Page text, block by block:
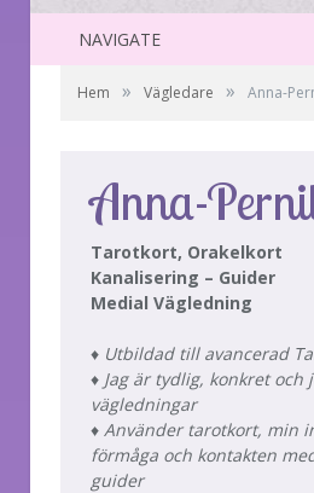
NAVIGATE
Hem » Vägledare » Anna-
Anna-
Tarotkort, Orakelkort
Kanalisering – Guider
Medial Vägledning
♦ Utbildad till avancerad
♦ Jag är tydlig, konkret
vägledningar
♦ Använder tarotkort, min
förmåga och kontakten
guider